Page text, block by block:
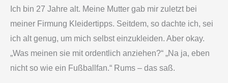
Ich bin 27 Jahre alt. Meine Mutter gab mir zuletzt bei
meiner Firmung Kleidertipps. Seitdem, so dachte ich, sei
ich alt genug, um mich selbst einzukleiden. Aber okay.
„Was meinen sie mit ordentlich anziehen?“ „Na ja, eben
nicht so wie ein Fußballfan.“ Rums – das saß.